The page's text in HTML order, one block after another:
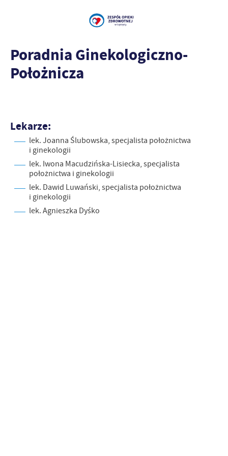
Poradnia Ginekologiczno-
Położnicza
Lekarze:
lek. Joanna Ślubowska, specjalista położnictwa
i ginekologii
lek. Iwona Macudzińska-Lisiecka, specjalista
położnictwa i ginekologii
lek. Dawid Luwański, specjalista położnictwa
i ginekologii
lek. Agnieszka Dyśko